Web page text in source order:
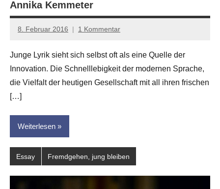
Annika Kemmeter
8. Februar 2016
Anton
Leitner
1 Kommentar
Junge Lyrik sieht sich selbst oft als eine Quelle der
Innovation. Die Schnelllebigkeit der modernen Sprache,
die Vielfalt der heutigen Gesellschaft mit all ihren frischen
[…]
Weiterlesen
Essay Fremdgehen, jung bleiben